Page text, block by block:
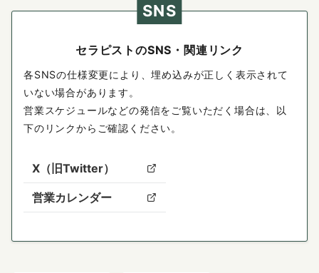
SNS
セラピストのSNS・関連リンク
各SNSの仕様変更により、埋め込みが正しく表示されて
いない場合があります。
営業スケジュールなどの発信をご覧いただく場合は、以
下のリンクからご確認ください。
X（旧Twitter）
営業カレンダー